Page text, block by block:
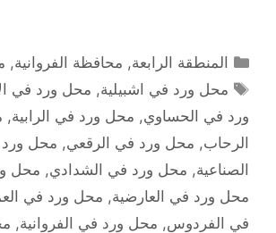
التصنيفات
المنطقة الرابعة, محافظة الفروانية,
الوسوم
محل ورد في اشبيلية, محل ورد في
ورد في الحساوي, محل ورد في الرابية,
الرحاب, محل ورد في الرقعي, محل
الصناعية, محل ورد في الشدادي, محل
محل ورد في العارضية, محل ورد في
في الفردوس, محل ورد في الفروانية,